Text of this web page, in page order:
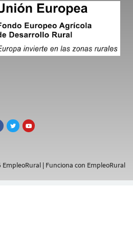
| Funciona con EmpleoRural